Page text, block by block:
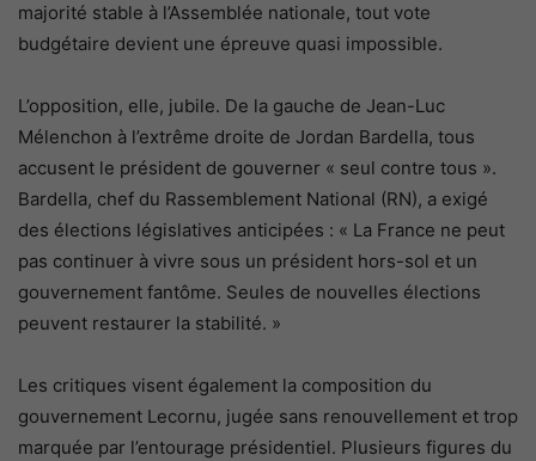
majorité stable à l’Assemblée nationale, tout vote
budgétaire devient une épreuve quasi impossible.
L’opposition, elle, jubile. De la gauche de Jean-Luc
Mélenchon à l’extrême droite de Jordan Bardella, tous
accusent le président de gouverner « seul contre tous ».
Bardella, chef du Rassemblement National (RN), a exigé
des élections législatives anticipées : « La France ne peut
pas continuer à vivre sous un président hors-sol et un
gouvernement fantôme. Seules de nouvelles élections
peuvent restaurer la stabilité. »
Les critiques visent également la composition du
gouvernement Lecornu, jugée sans renouvellement et trop
marquée par l’entourage présidentiel. Plusieurs figures du